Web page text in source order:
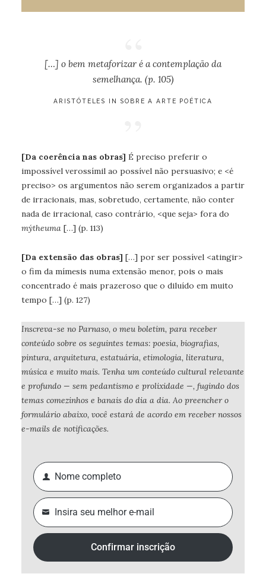
[…] o bem metaforizar é a contemplação da
semelhança. (p. 105)
ARISTÓTELES IN SOBRE A ARTE POÉTICA
[Da coerência nas obras] É preciso preferir o
impossível verossímil ao possível não persuasivo; e <é
preciso> os argumentos não serem organizados a partir
de irracionais, mas, sobretudo, certamente, não conter
nada de irracional, caso contrário, <que seja> fora do
mýtheuma […] (p. 113)
[Da extensão das obras] […] por ser possível <atingir>
o fim da mímesis numa extensão menor, pois o mais
concentrado é mais prazeroso que o diluído em muito
tempo […] (p. 127)
Inscreva-se no Parnaso, o meu boletim, para receber
conteúdo sobre os seguintes temas: poesia, biografias,
pintura, arquitetura, estatuária, etimologia, literatura,
música e muito mais. Tenha um conteúdo cultural relevante
e profundo — sem pedantismo e prolixidade —, fugindo dos
temas comezinhos e banais do dia a dia. Ao preencher o
formulário abaixo, você estará de acordo em receber nossos
e-mails de notificações.
Nome
Nome completo
Seu
mail
Insira seu melhor e-mail
Confirmar inscrição